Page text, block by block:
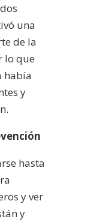
una
de la
lo que
había
y
hasta
y ver
y